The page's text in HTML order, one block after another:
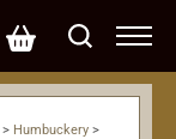
> Humbuckery >